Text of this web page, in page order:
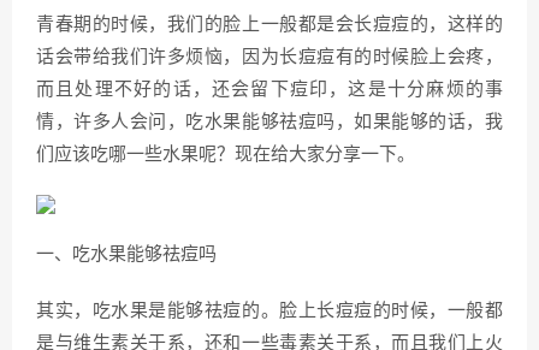
青春期的时候，我们的脸上一般都是会长痘痘的，这样的
话会带给我们许多烦恼，因为长痘痘有的时候脸上会疼，
而且处理不好的话，还会留下痘印，这是十分麻烦的事
情，许多人会问，吃水果能够祛痘吗，如果能够的话，我
们应该吃哪一些水果呢？现在给大家分享一下。
一、吃水果能够祛痘吗
其实，吃水果是能够祛痘的。脸上长痘痘的时候，一般都
是与维生素关于系，还和一些毒素关于系，而且我们上火